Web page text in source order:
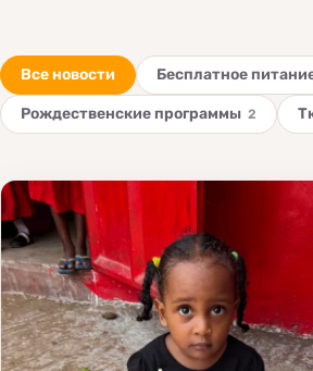
Все новости Бесплатное
Рождественские программы 2